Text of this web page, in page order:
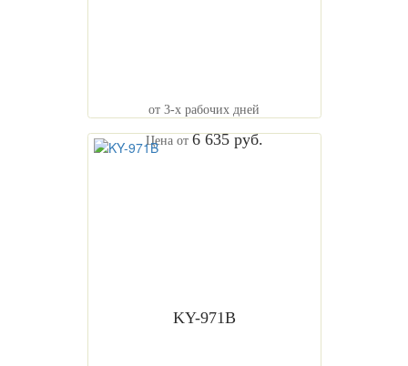
от 3-х рабочих дней
Цена от 6 635 руб.
KY-971B